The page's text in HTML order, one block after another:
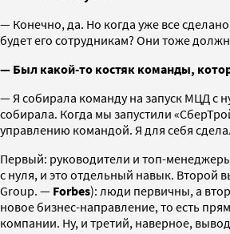
— Конечно, да. Но когда уже все
будет его сотрудникам? Они тоже
— Был какой-то костяк команды,
— Я собирала команду на запуск МЦД с
собирала. Когда мы запустили
управлению командой. Я для себя
Первый: руководители и топ-
с нуля, и это отдельный навык. Второй
Group. — Forbes): люди первичны, а
новое бизнес-направление, то есть
компании. Ну, и третий, наверное,